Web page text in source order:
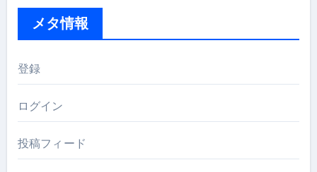
メタ情報
登録
ログイン
投稿フィード